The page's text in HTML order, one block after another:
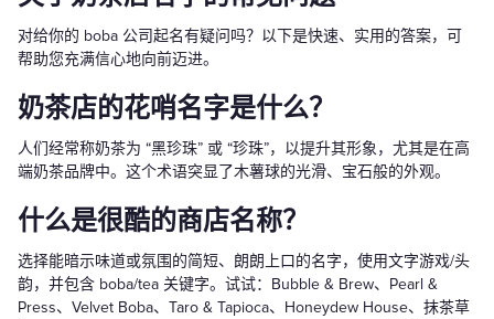
对给你的 boba 公司起名有疑问吗？以下是快速、实用的答案，可
帮助您充满信心地向前迈进。
奶茶店的花哨名字是什么？
人们经常称奶茶为 “黑珍珠” 或 “珍珠”，以提升其形象，尤其是在高
端奶茶品牌中。这个术语突显了木薯球的光滑、宝石般的外观。
什么是很酷的商店名称？
选择能暗示味道或氛围的简短、朗朗上口的名字，使用文字游戏/头
韵，并包含 boba/tea 关键字。试试：Bubble & Brew、Pearl &
Press、Velvet Boba、Taro & Tapioca、Honeydew House、抹茶草